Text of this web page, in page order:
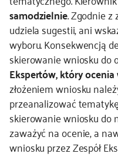
samodzielnie. Zgodnie
udziela sugestii, ani
wyboru. Konsekwencją
skierowanie wniosku do
Ekspertów, który
złożeniem wniosku
przeanalizować
skierowanie wniosku do
zaważyć na ocenie, a
wniosku przez Zespół